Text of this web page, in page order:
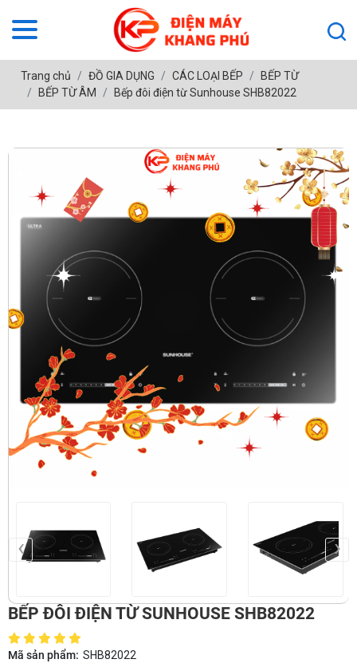
Trang chủ ĐỒ GIA DỤNG CÁC LOẠI BẾP
BẾP TỪ
BẾP TỪ ÂM
Bếp đôi điện từ Sunhouse SHB82022
‹ ›
BẾP ĐÔI ĐIỆN TỪ SUNHOUSE SHB82022
Mã sản phẩm: SHB82022